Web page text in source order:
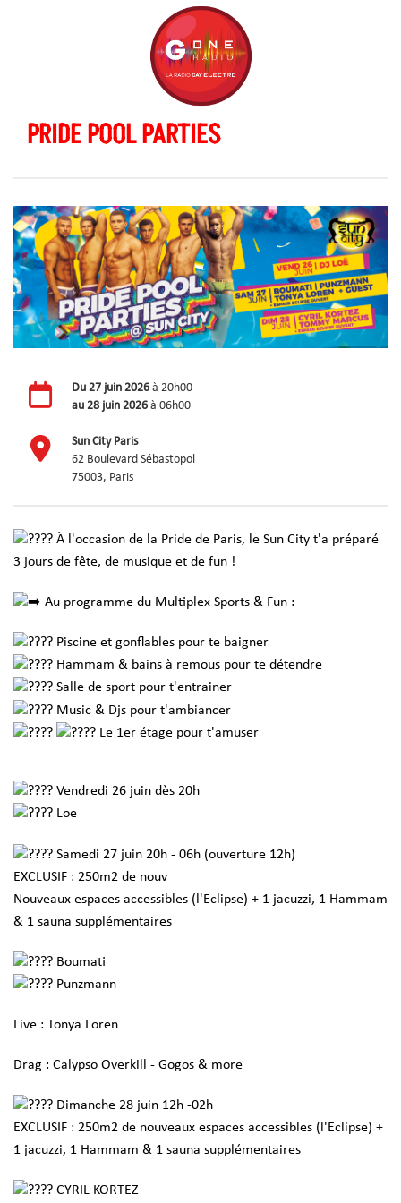
PRIDE POOL PARTIES
Du 27 juin 2026 à 20h00
au 28 juin 2026 à 06h00
Sun City Paris
62 Boulevard Sébastopol
75003, Paris
À l'occasion de la Pride de Paris, le Sun City t'a préparé
3 jours de fête, de musique et de fun !
Au programme du Multiplex Sports & Fun :
Piscine et gonflables pour te baigner
Hammam & bains à remous pour te détendre
Salle de sport pour t'entrainer
Music & Djs pour t'ambiancer
Le 1er étage pour t'amuser
Vendredi 26 juin dès 20h
Loe
Samedi 27 juin 20h - 06h (ouverture 12h)
EXCLUSIF : 250m2 de nouv
Nouveaux espaces accessibles (l'Eclipse) + 1 jacuzzi, 1 Hammam
& 1 sauna supplémentaires
Boumati
Punzmann
Live : Tonya Loren
Drag : Calypso Overkill - Gogos & more
Dimanche 28 juin 12h -02h
EXCLUSIF : 250m2 de nouveaux espaces accessibles (l'Eclipse) +
1 jacuzzi, 1 Hammam & 1 sauna supplémentaires
CYRIL KORTEZ